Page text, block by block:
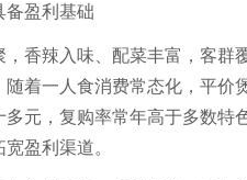
备盈利基础
香辣入味、配菜丰富，客
着一人食消费常态化，平
元，复购率常年高于多数
盈利渠道。